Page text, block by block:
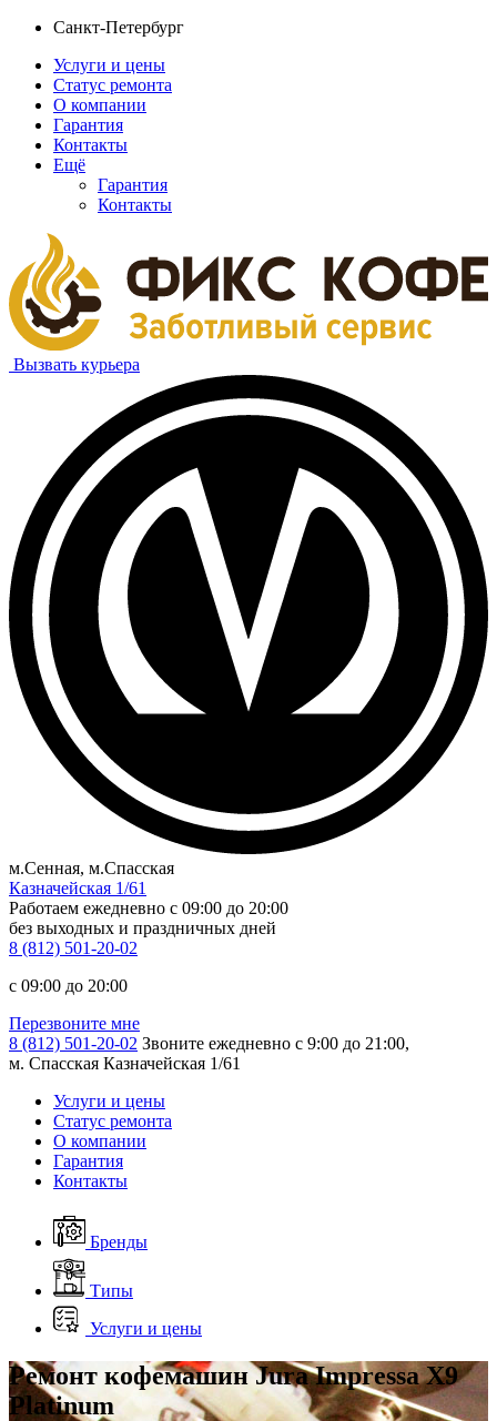
Санкт-Петербург
Услуги и цены
Статус ремонта
О компании
Гарантия
Контакты
Ещё
Гарантия
Контакты
Вызвать курьера
м.Сенная, м.Спасская
Казначейская 1/61
Работаем ежедневно c 09:00 до 20:00
без выходных и праздничных дней
8 (812) 501-20-02
c 09:00 до 20:00
Перезвоните мне
8 (812) 501-20-02 Звоните ежедневно с 9:00 до 21:00,
м. Спасская Казначейская 1/61
Услуги и цены
Статус ремонта
О компании
Гарантия
Контакты
Бренды
Типы
Услуги и цены
Ремонт кофемашин Jura Impressa X9
Platinum